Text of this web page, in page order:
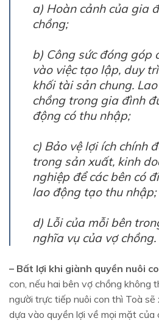
a) Hoàn cảnh của gia
chồng;
b) Công sức đóng góp
vào việc tạo lập, duy
khối tài sản chung.
chồng trong gia đình
động có thu nhập;
c) Bảo vệ lợi ích chính
trong sản xuất, kinh
nghiệp để các bên có
lao động tạo thu nhập;
d) Lỗi của mỗi bên
nghĩa vụ của vợ chồng.
– Bất lợi khi giành quyền nuôi
con, nếu hai bên vợ chồng không
người trực tiếp nuôi con thì Toà
dựa vào quyền lợi về mọi mặt của